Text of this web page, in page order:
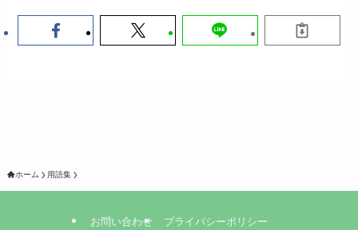
ホーム 用語集
お問い合わせ プライバシーポリシー